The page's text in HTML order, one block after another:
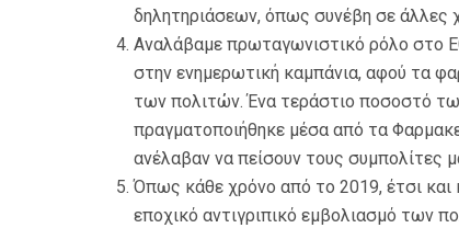
δηλητηριάσεων, όπως συνέβη σε άλλες
Αναλάβαμε πρωταγωνιστικό ρόλο στο
στην ενημερωτική καμπάνια, αφού τα
των πολιτών. Ένα τεράστιο ποσοστό
πραγματοποιήθηκε μέσα από τα
ανέλαβαν να πείσουν τους συμπολίτες
Όπως κάθε χρόνο από το 2019, έτσι και
εποχικό αντιγριπικό εμβολιασμό των